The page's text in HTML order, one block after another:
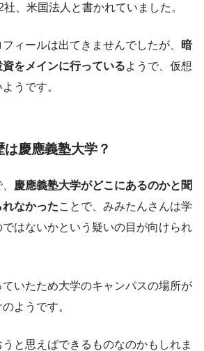
、米国法人と書かれていました。
ィールは出てきませんでしたが、
暗
をメインに行っているようで、仮想
うです。
慶應義塾大学？
慶應義塾大学がどこにあるのかと聞
なかったことで、みみたんさんは学
はないかという疑いの目が向けられ
いたため大学のキャンパスの場所が
ようです。
と思えばできるものなのかもしれま